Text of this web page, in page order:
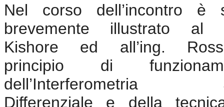
Nel corso dell’incontro è
brevemente illustrato al
Kishore ed all’ing.
principio di
dell’Interferometria
Differenziale e della